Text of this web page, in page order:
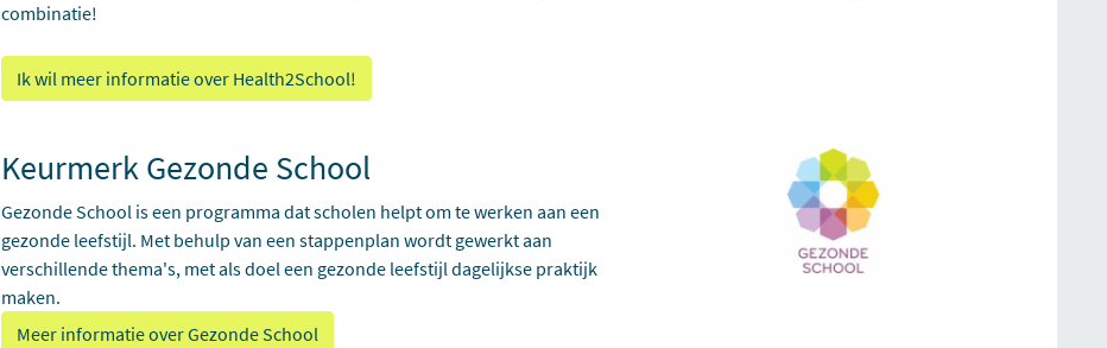
combinatie!
Ik wil meer informatie over Health2School!
Keurmerk Gezonde School
Gezonde School is een programma dat scholen helpt om te werken aan een
gezonde leefstijl. Met behulp van een stappenplan wordt gewerkt aan
verschillende thema's, met als doel een gezonde leefstijl dagelijkse praktijk
maken.
Meer informatie over Gezonde School